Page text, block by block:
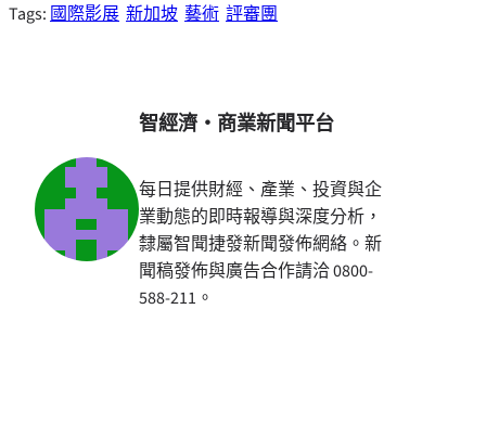
Tags: 國際影展 新加坡 藝術 評審團
智經濟・商業新聞平台
每日提供財經、產業、投資與企
業動態的即時報導與深度分析，
隸屬智聞捷發新聞發佈網絡。新
聞稿發佈與廣告合作請洽 0800-
588-211。